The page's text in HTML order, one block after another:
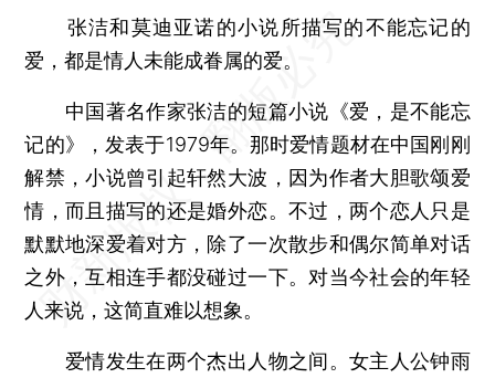
张洁和莫迪亚诺的小说所描写的不能忘记的
爱，都是情人未能成眷属的爱。
中国著名作家张洁的短篇小说《爱，是不能忘
记的》，发表于1979年。那时爱情题材在中国刚刚
解禁，小说曾引起轩然大波，因为作者大胆歌颂爱
情，而且描写的还是婚外恋。不过，两个恋人只是
默默地深爱着对方，除了一次散步和偶尔简单对话
之外，互相连手都没碰过一下。对当今社会的年轻
人来说，这简直难以想象。
爱情发生在两个杰出人物之间。女主人公钟雨